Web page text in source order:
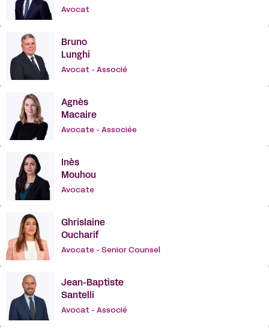
Avocat
Bruno
Lunghi
Avocat - Associé
Agnès
Macaire
Avocate - Associée
Inès
Mouhou
Avocate
Ghrislaine
Oucharif
Avocate - Senior Counsel
Jean-Baptiste
Santelli
Avocat - Associé